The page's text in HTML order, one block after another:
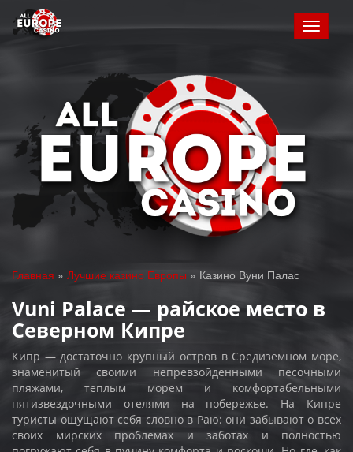
Toggle
Главная » Лучшие казино Европы » Казино Вуни Палас
Vuni Palace — райское место в
Северном Кипре
Кипр — достаточно крупный остров в Средиземном море,
знаменитый своими непревзойденными песочными
пляжами, теплым морем и комфортабельными
пятизвездочными отелями на побережье. На Кипре
туристы ощущают себя словно в Раю: они забывают о всех
своих мирских проблемах и заботах и полностью